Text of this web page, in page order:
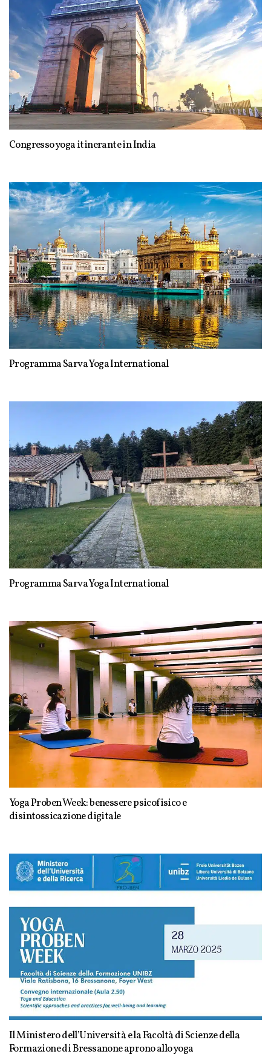
Congresso yoga itinerante in India
Programma Sarva Yoga International
Programma Sarva Yoga International
Yoga Proben Week: benessere psicofisico e
disintossicazione digitale
Il Ministero dell’Università e la Facoltà di Scienze della
Formazione di Bressanone aprono allo yoga